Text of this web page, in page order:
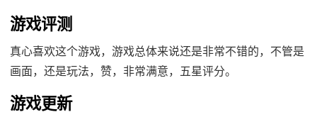
游戏评测
真心喜欢这个游戏，游戏总体来说还是非常不错的，不管是
画面，还是玩法，赞，非常满意，五星评分。
游戏更新